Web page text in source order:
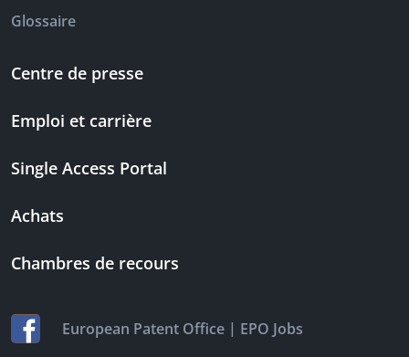
Glossaire
Centre de presse
Emploi et carrière
Single Access Portal
Achats
Chambres de recours
European Patent Office | EPO Jobs